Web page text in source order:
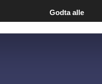
Godta alle